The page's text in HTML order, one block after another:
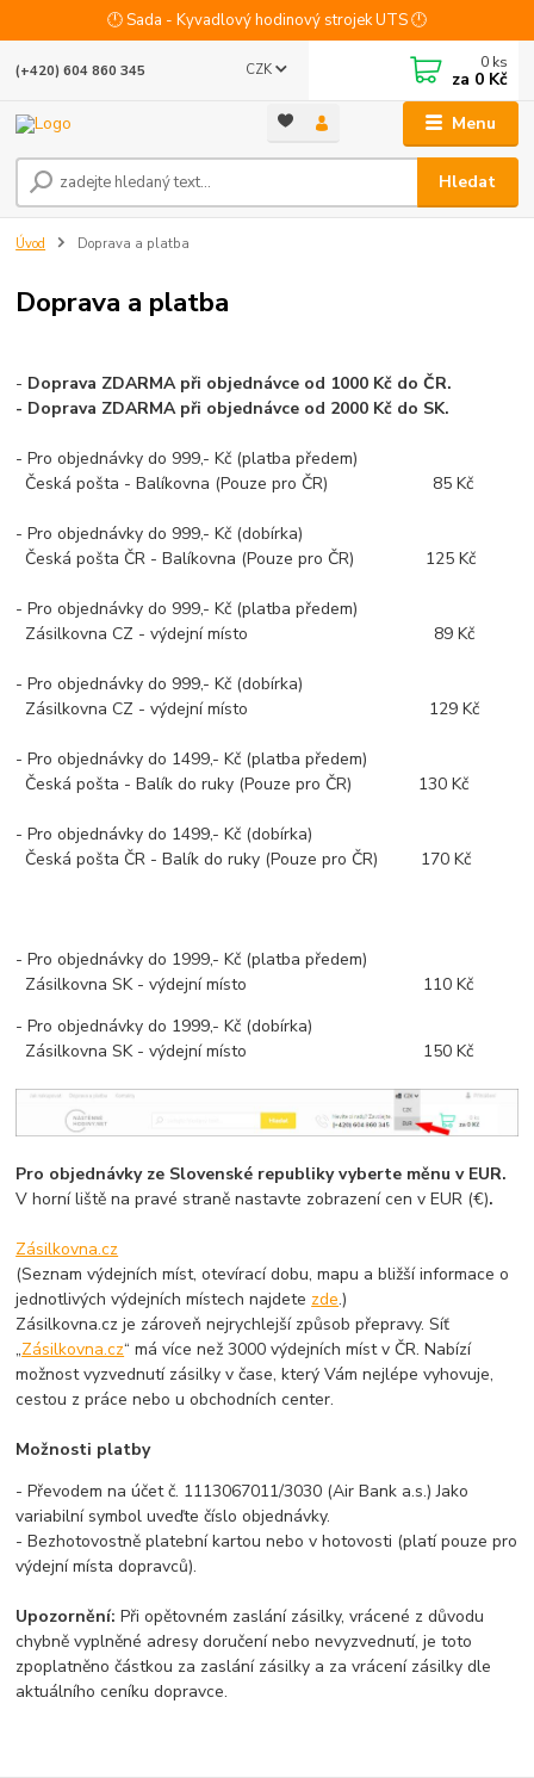
🕛 Sada - Kyvadlový hodinový strojek UTS 🕛
Menu
CZK
Hledat
(+420) 604 860 345 0 ks
za 0 Kč
Úvod Doprava a platba
Doprava a platba
- Doprava ZDARMA při objednávce od 1000 Kč do ČR.
- Doprava ZDARMA při objednávce od 2000 Kč do SK.
- Pro objednávky do 999,- Kč (platba předem)
Česká pošta - Balíkovna (Pouze pro ČR) 85 Kč
- Pro objednávky do 999,- Kč (dobírka)
Česká pošta ČR - Balíkovna (Pouze pro ČR) 125 Kč
- Pro objednávky do 999,- Kč (platba předem)
Zásilkovna CZ - výdejní místo 89 Kč
- Pro objednávky do 999,- Kč (dobírka)
Zásilkovna CZ - výdejní místo 129 Kč
- Pro objednávky do 1499,- Kč (platba předem)
Česká pošta - Balík do ruky (Pouze pro ČR) 130 Kč
- Pro objednávky do 1499,- Kč (dobírka)
Česká pošta ČR - Balík do ruky (Pouze pro ČR) 170 Kč
- Pro objednávky do 1999,- Kč (platba předem)
Zásilkovna SK - výdejní místo 110 Kč
- Pro objednávky do 1999,- Kč (dobírka)
Zásilkovna SK - výdejní místo 150 Kč
Pro objednávky ze Slovenské republiky vyberte měnu v EUR.
V horní liště na pravé straně nastavte zobrazení cen v EUR (€).
Zásilkovna.cz
(Seznam výdejních míst, otevírací dobu, mapu a bližší informace o
jednotlivých výdejních místech najdete zde.)
Zásilkovna.cz je zároveň nejrychlejší způsob přepravy. Síť
„Zásilkovna.cz“ má více než 3000 výdejních míst v ČR. Nabízí
možnost vyzvednutí zásilky v čase, který Vám nejlépe vyhovuje,
cestou z práce nebo u obchodních center.
Možnosti platby
- Převodem na účet č. 1113067011/3030 (Air Bank a.s.) Jako
variabilní symbol uveďte číslo objednávky.
- Bezhotovostně platební kartou nebo v hotovosti (platí pouze pro
výdejní místa dopravců).
Upozornění: Při opětovném zaslání zásilky, vrácené z důvodu
chybně vyplněné adresy doručení nebo nevyzvednutí, je toto
zpoplatněno částkou za zaslání zásilky a za vrácení zásilky dle
aktuálního ceníku dopravce.